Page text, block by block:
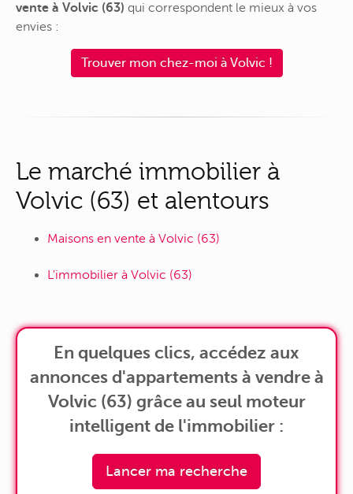
vente à Volvic (63) qui correspondent le mieux à vos
envies :
Trouver mon chez-moi à Volvic !
Le marché immobilier à
Volvic (63) et alentours
Maisons en vente à Volvic (63)
L'immobilier à Volvic (63)
En quelques clics, accédez aux
annonces d'appartements à vendre à
Volvic (63) grâce au seul moteur
intelligent de l'immobilier :
Lancer ma recherche